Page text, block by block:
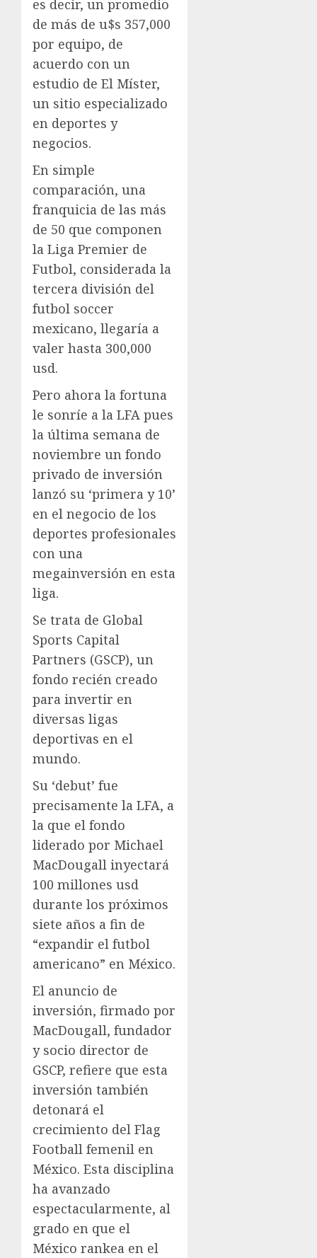
es decir, un promedio
de más de u$s 357,000
por equipo, de
acuerdo con un
estudio de El Míster,
un sitio especializado
en deportes y
negocios.
En simple
comparación, una
franquicia de las más
de 50 que componen
la Liga Premier de
Futbol, considerada la
tercera división del
futbol soccer
mexicano, llegaría a
valer hasta 300,000
usd.
Pero ahora la fortuna
le sonríe a la LFA pues
la última semana de
noviembre un fondo
privado de inversión
lanzó su ‘primera y 10’
en el negocio de los
deportes profesionales
con una
megainversión en esta
liga.
Se trata de Global
Sports Capital
Partners (GSCP), un
fondo recién creado
para invertir en
diversas ligas
deportivas en el
mundo.
Su ‘debut’ fue
precisamente la LFA, a
la que el fondo
liderado por Michael
MacDougall inyectará
100 millones usd
durante los próximos
siete años a fin de
“expandir el futbol
americano” en México.
El anuncio de
inversión, firmado por
MacDougall, fundador
y socio director de
GSCP, refiere que esta
inversión también
detonará el
crecimiento del Flag
Football femenil en
México. Esta disciplina
ha avanzado
espectacularmente, al
grado en que el
México rankea en el